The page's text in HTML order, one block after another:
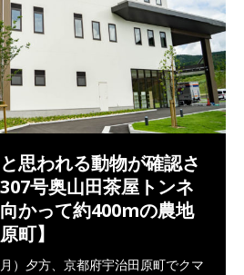
思われる動物が確認さ
号奥山田茶屋トンネ
かって約400mの農地
町】
）夕方、京都府宇治田原町でクマ